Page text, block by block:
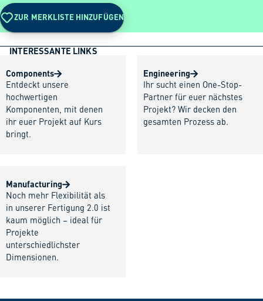
ZUR MERKLISTE HINZUFÜGEN
INTERESSANTE LINKS
Components
Entdeckt unsere
hochwertigen
Komponenten, mit denen
ihr euer Projekt auf Kurs
bringt.
Engineering
Ihr sucht einen One-Stop-
Partner für euer nächstes
Projekt? Wir decken den
gesamten Prozess ab.
Manufacturing
Noch mehr Flexibilität als
in unserer Fertigung 2.0 ist
kaum möglich – ideal für
Projekte
unterschiedlichster
Dimensionen.